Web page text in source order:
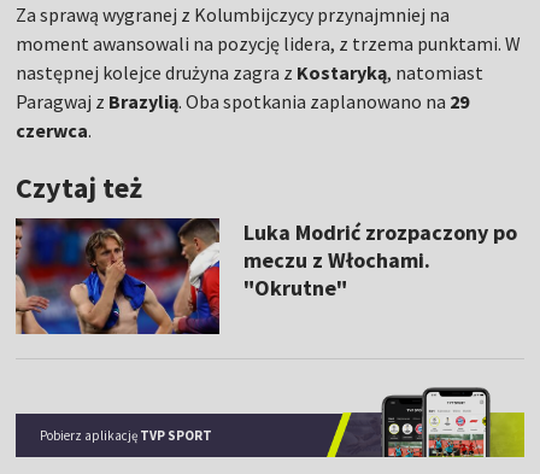
Za sprawą wygranej z Kolumbijczycy przynajmniej na
moment awansowali na pozycję lidera, z trzema punktami. W
następnej kolejce drużyna zagra z Kostaryką, natomiast
Paragwaj z Brazylią. Oba spotkania zaplanowano na 29
czerwca.
Czytaj też
Luka Modrić zrozpaczony po
meczu z Włochami.
"Okrutne"
Pobierz aplikację TVP SPORT